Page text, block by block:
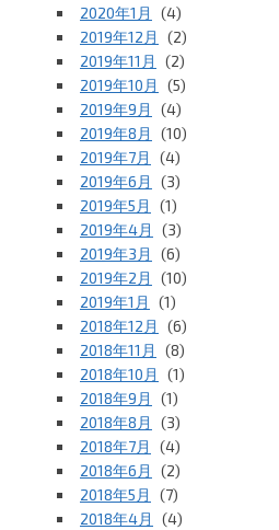
2020年1月
(4)
2019年12月
(2)
2019年11月
(2)
2019年10月
(5)
2019年9月
(4)
2019年8月
(10)
2019年7月
(4)
2019年6月
(3)
2019年5月
(1)
2019年4月
(3)
2019年3月
(6)
2019年2月
(10)
2019年1月
(1)
2018年12月
(6)
2018年11月
(8)
2018年10月
(1)
2018年9月
(1)
2018年8月
(3)
2018年7月
(4)
2018年6月
(2)
2018年5月
(7)
2018年4月
(4)